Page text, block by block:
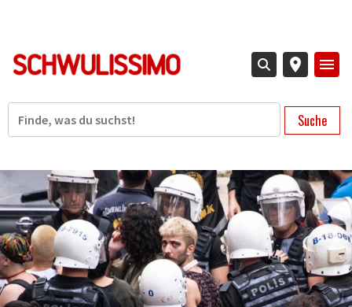
Suche